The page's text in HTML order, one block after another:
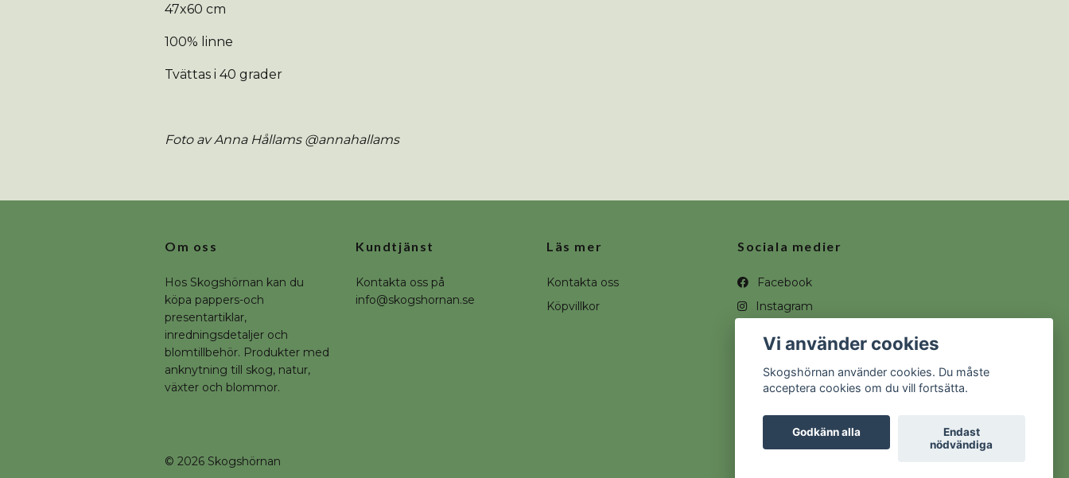
47x60 cm
100% linne
Tvättas i 40 grader
Foto av Anna Hållams @annahallams
Om oss
Hos Skogshörnan kan du
köpa pappers-och
presentartiklar,
inredningsdetaljer och
blomtillbehör. Produkter med
anknytning till skog, natur,
växter och blommor.
Kundtjänst
Kontakta oss på
info@skogshornan.se
Läs mer
Kontakta oss
Köpvillkor
Sociala medier
Facebook
Instagram
© 2026 Skogshörnan
Vi använder cookies
Skogshörnan använder cookies. Du måste
acceptera cookies om du vill fortsätta.
Godkänn alla
Endast
nödvändiga